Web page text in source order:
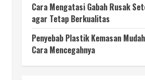
Cara Mengatasi Gabah Rusak
agar Tetap Berkualitas
Penyebab Plastik Kemasan
Cara Mencegahnya